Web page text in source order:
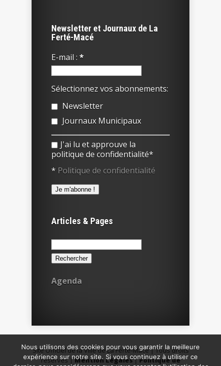
Newsletter et Journaux de La
Ferté-Macé
E-mail : *
Sélectionnez vos abonnements:
Newsletter
Journaux Municipaux
J'ai lu et approuve la
politique de confidentialité*
* Politique de confidentialité
Articles & Pages
Rechercher :
Agenda
Site Officiel de la Ville de La Ferté-Macé | Tous droits
réservés |Mention Légales|Politique de
Nous utilisons des cookies pour vous garantir la meilleure
expérience sur notre site. Si vous continuez à utiliser ce